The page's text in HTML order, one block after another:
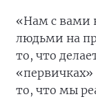
«Нам с вами
людьми на
то, что
то, что мы